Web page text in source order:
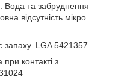
Вода та забруднення
відсутність мікро
запаху. LGA 5421357
контакті з